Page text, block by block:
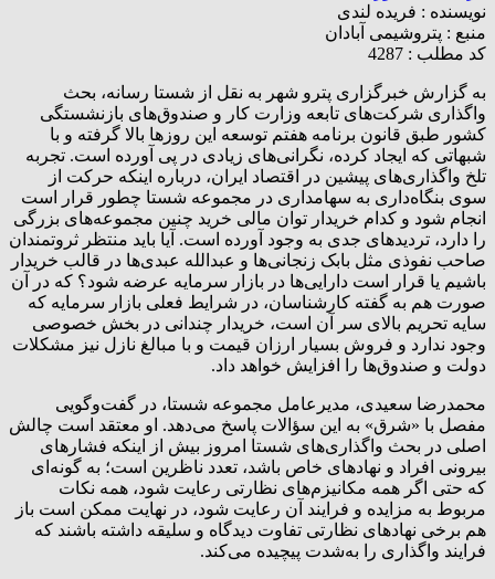
نویسنده : فریده لندی
منبع : پتروشیمی آبادان
کد مطلب : 4287
به گزارش خبرگزاری پترو شهر به نقل از شستا رسانه، بحث
واگذاری شرکت‌های تابعه وزارت کار و صندوق‌های بازنشستگی
کشور طبق قانون برنامه هفتم توسعه این روزها بالا گرفته و با
شبهاتی که ایجاد کرده، نگرانی‌های زیادی در پی آورده است. تجربه
تلخ واگذاری‌های پیشین در اقتصاد ایران، درباره اینکه حرکت از
سوی بنگاه‌داری به سهامداری در مجموعه شستا چطور قرار است
انجام شود و کدام خریدار توان مالی خرید چنین مجموعه‌های بزرگی
را دارد، تردیدهای جدی به وجود آورده است. آیا باید منتظر ثروتمندان
صاحب نفوذی مثل بابک‌ زنجانی‌ها و عبدالله‌ عبدی‌ها در قالب خریدار
باشیم یا قرار است دارایی‌ها در بازار سرمایه عرضه شود؟ که در آن
صورت هم به گفته کارشناسان، در شرایط فعلی بازار سرمایه که
سایه تحریم بالای سر آن است، خریدار چندانی در بخش خصوصی
وجود ندارد و فروش بسیار ارزان قیمت و با مبالغ نازل نیز مشکلات
دولت و صندوق‌ها را افزایش خواهد داد.
محمدرضا سعیدی، مدیرعامل مجموعه شستا، در گفت‌وگویی
مفصل با «شرق» به این سؤالات پاسخ می‌دهد. او معتقد است چالش
اصلی در بحث واگذاری‌های شستا امروز بیش از اینکه فشارهای
بیرونی افراد و نهادهای خاص باشد، تعدد ناظرین است؛ به گونه‌ای
که حتی اگر همه مکانیزم‌های نظارتی رعایت شود، همه نکات
مربوط به مزایده و فرایند آن رعایت شود، در نهایت ممکن است باز
هم برخی نهادهای نظارتی تفاوت دیدگاه و سلیقه داشته باشند که
فرایند واگذاری را به‌شدت پیچیده می‌کند.